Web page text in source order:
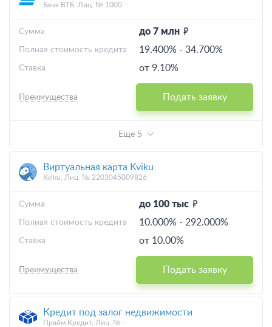
Банк ВТБ, Лиц. № 1000
до 7 млн
Cумма
19.400% - 34.700%
Полная стоимость кредита
от 9.10%
Ставка
Подать заявку
Преимущества
Еще 5
Виртуальная карта Kviku
Kviku, Лиц. № 2203045009826
до 100 тыс
Cумма
10.000% - 292.000%
Полная стоимость кредита
от 10.00%
Ставка
Подать заявку
Преимущества
Кредит под залог недвижимости
Прайм Кредит, Лиц. № -